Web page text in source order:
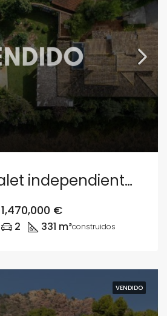
Casa / Chalet independiente en venta en camino de Santa Llúcia s/n, Denia
1,470,000 €
2 331 m²construidos
VENDIDO